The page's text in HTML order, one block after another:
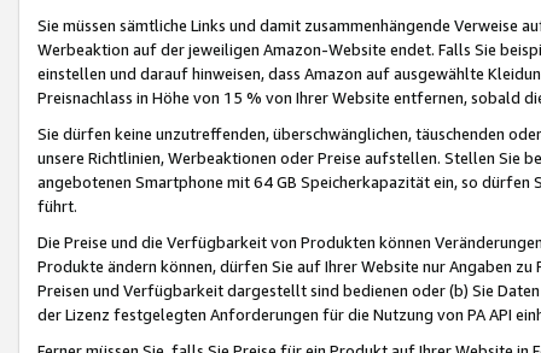
Sie müssen sämtliche Links und damit zusammenhängende
Werbeaktion auf der jeweiligen Amazon-Website endet. Falls Sie
einstellen und darauf hinweisen, dass Amazon auf ausgewählte
Preisnachlass in Höhe von 15 % von Ihrer Website entfernen, sobald
Sie dürfen keine unzutreffenden, überschwänglichen, täuschenden
unsere Richtlinien, Werbeaktionen oder Preise aufstellen. Stellen Sie
angebotenen Smartphone mit 64 GB Speicherkapazität ein, so dürfen
führt.
Die Preise und die Verfügbarkeit von Produkten können
Produkte ändern können, dürfen Sie auf Ihrer Website nur Angaben
Preisen und Verfügbarkeit dargestellt sind bedienen oder (b) Sie
der Lizenz festgelegten Anforderungen für die Nutzung von PA API